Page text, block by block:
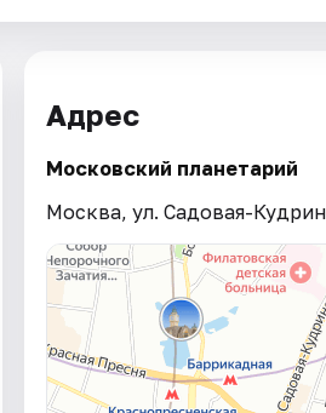
Адрес
Московский планетарий
Москва, ул. Садовая-